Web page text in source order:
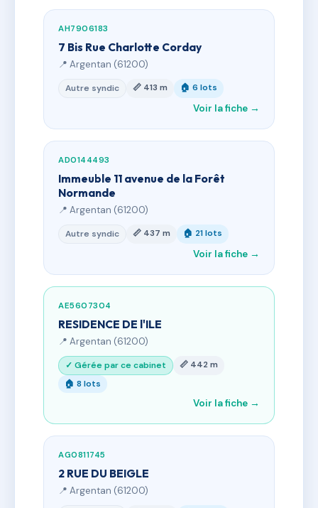
AH7906183
7 Bis Rue Charlotte Corday
📍 Argentan (61200)
Autre syndic 📏 413 m 🏠 6 lots
Voir la fiche →
AD0144493
Immeuble 11 avenue de la Forêt
Normande
📍 Argentan (61200)
Autre syndic 📏 437 m 🏠 21 lots
Voir la fiche →
AE5607304
RESIDENCE DE l'ILE
📍 Argentan (61200)
✓ Gérée par ce cabinet
📏 442 m
🏠 8 lots
Voir la fiche →
AG0811745
2 RUE DU BEIGLE
📍 Argentan (61200)